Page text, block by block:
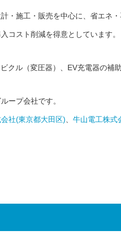
・施工・販売を中心に、省エネ
コスト削減を得意としています。
クル（変圧器）、EV充電器の補
ープ会社です。
社(東京都大田区) 牛山電工株式